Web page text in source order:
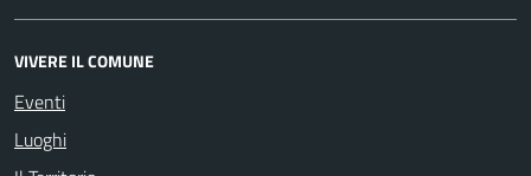
VIVERE IL COMUNE
Eventi
Luoghi